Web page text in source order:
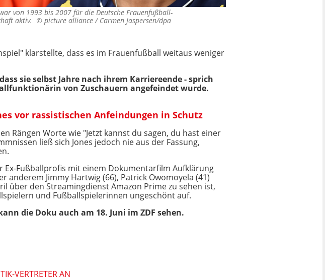
von 1993 bis 2007 für die Deutsche Frauenfußball-
aktiv. © picture alliance / Carmen Jaspersen/dpa
klarstellte, dass es im Frauenfußball weitaus weniger
sie selbst Jahre nach ihrem Karriereende - sprich
von Zuschauern angefeindet wurde.
vor rassistischen Anfeindungen in Schutz
Rängen Worte wie "Jetzt kannst du sagen, du hast einer
ließ sich Jones jedoch nie aus der Fassung,
Fußballprofis mit einem Dokumentarfilm Aufklärung
anderem Jimmy Hartwig (66), Patrick Owomoyela (41)
über den Streamingdienst Amazon Prime zu sehen ist,
und Fußballspielerinnen ungeschönt auf.
die Doku auch am 18. Juni im ZDF sehen.
VERTRETER AN